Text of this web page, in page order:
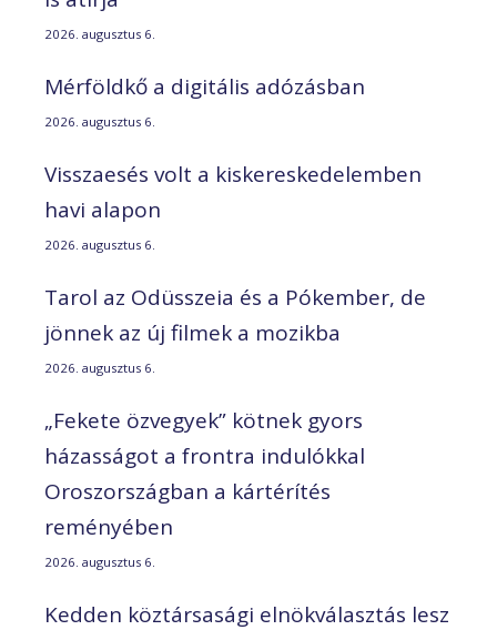
2026. augusztus 6.
Mérföldkő a digitális adózásban
2026. augusztus 6.
Visszaesés volt a kiskereskedelemben
havi alapon
2026. augusztus 6.
Tarol az Odüsszeia és a Pókember, de
jönnek az új filmek a mozikba
2026. augusztus 6.
„Fekete özvegyek” kötnek gyors
házasságot a frontra indulókkal
Oroszországban a kártérítés
reményében
2026. augusztus 6.
Kedden köztársasági elnökválasztás lesz